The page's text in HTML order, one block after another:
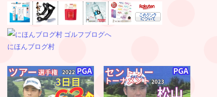
にほんブログ村